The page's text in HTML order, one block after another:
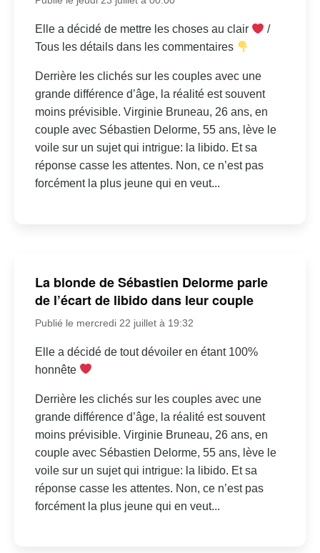
Elle a décidé de mettre les choses au clair
/
Tous les détails dans les commentaires
Derrière les clichés sur les couples avec une
grande différence d’âge, la réalité est souvent
moins prévisible. Virginie Bruneau, 26 ans, en
couple avec Sébastien Delorme, 55 ans, lève le
voile sur un sujet qui intrigue: la libido. Et sa
réponse casse les attentes. Non, ce n’est pas
forcément la plus jeune qui en veut...
La blonde de Sébastien Delorme parle
de l’écart de libido dans leur couple
Publié le mercredi 22 juillet à 19:32
Elle a décidé de tout dévoiler en étant 100%
honnête
Derrière les clichés sur les couples avec une
grande différence d’âge, la réalité est souvent
moins prévisible. Virginie Bruneau, 26 ans, en
couple avec Sébastien Delorme, 55 ans, lève le
voile sur un sujet qui intrigue: la libido. Et sa
réponse casse les attentes. Non, ce n’est pas
forcément la plus jeune qui en veut...